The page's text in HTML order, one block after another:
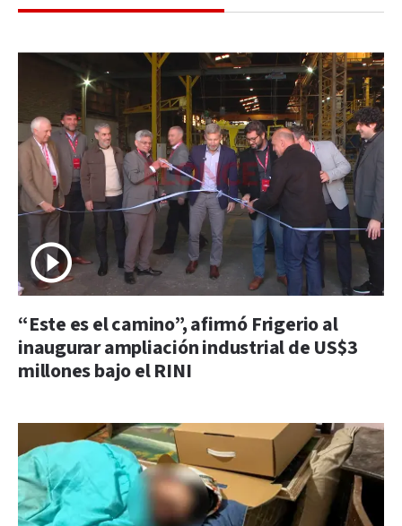
“Este es el camino”, afirmó Frigerio al
inaugurar ampliación industrial de US$3
millones bajo el RINI